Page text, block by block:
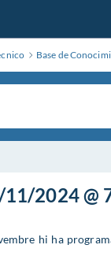
Base de
2024 @
hi ha